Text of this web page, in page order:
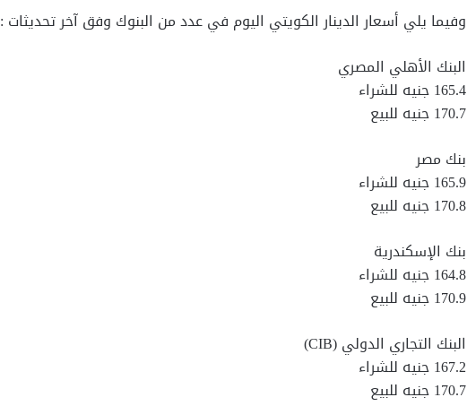
وفيما يلي أسعار الدينار الكويتي اليوم في عدد من البنوك وفق آخر تحديثات :
البنك الأهلي المصري
165.4 جنيه للشراء
170.7 جنيه للبيع
بنك مصر
165.9 جنيه للشراء
170.8 جنيه للبيع
بنك الإسكندرية
164.8 جنيه للشراء
170.9 جنيه للبيع
البنك التجاري الدولي (CIB)
167.2 جنيه للشراء
170.7 جنيه للبيع